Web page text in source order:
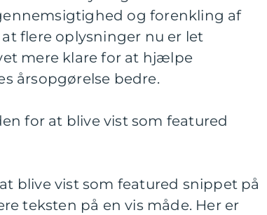
og forenkling af
flere oplysninger nu er let
mere klare for at hjælpe
årsopgørelse bedre.
for at blive vist som featured
blive vist som featured snippet på
teksten på en vis måde. Her er